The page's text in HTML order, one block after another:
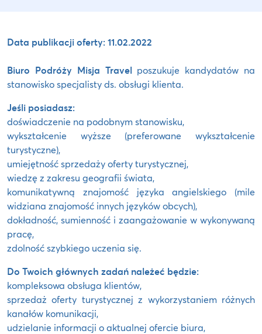
Data publikacji oferty: 11.02.2022
Biuro Podróży Misja Travel poszukuje kandydatów na
stanowisko specjalisty ds. obsługi klienta.
Jeśli posiadasz:
doświadczenie na podobnym stanowisku,
wykształcenie wyższe (preferowane wykształcenie
turystyczne),
umiejętność sprzedaży oferty turystycznej,
wiedzę z zakresu geografii świata,
komunikatywną znajomość języka angielskiego (mile
widziana znajomość innych języków obcych),
dokładność, sumienność i zaangażowanie w wykonywaną
pracę,
zdolność szybkiego uczenia się.
Do Twoich głównych zadań należeć będzie:
kompleksowa obsługa klientów,
sprzedaż oferty turystycznej z wykorzystaniem różnych
kanałów komunikacji,
udzielanie informacji o aktualnej ofercie biura,